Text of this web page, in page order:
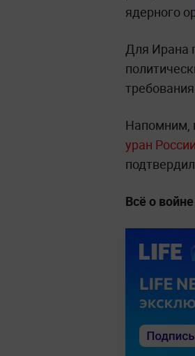
ядерного
Для Ирана
Напомним,
уран России
Всё о